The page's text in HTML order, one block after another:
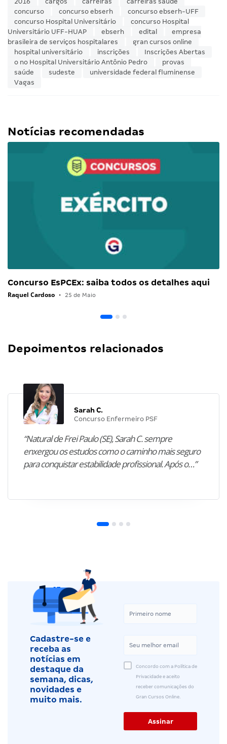
concurso
concurso ebserh
concurso ebserh-UFF
concurso Hospital Universitário
concurso Hospital
Universitário UFF-HUAP
ebserh edital
empresa
brasileira de serviços hospitalares
gran cursos online
hospital universitário
inscrições
Inscrições Abertas
o no Hospital Universitário Antônio Pedro
provas
saúde
sudeste
universidade federal fluminense
Vagas
Notícias recomendadas
Concurso EsPCEx: saiba todos os detalhes aqui
Raquel Cardoso • 25 de Maio
Depoimentos relacionados
Sarah C.
Concurso Enfermeiro PSF
“Natural de Frei Paulo (SE), Sarah C. sempre
enxergou os estudos como o caminho mais seguro
para conquistar estabilidade profissional. Após o…”
Cadastre-se e
receba as
notícias em
destaque da
semana, dicas,
novidades e
muito mais.
Concordo com a Política de
Privacidade e aceito
receber comunicações do
Gran Cursos Online.